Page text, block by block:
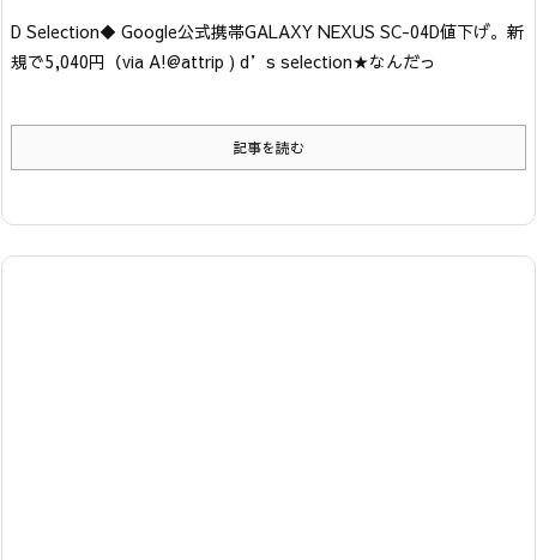
D Selection◆ Google公式携帯GALAXY NEXUS SC-04D値下げ。新
規で5,040円 （via A!@attrip ) d’s selection★なんだっ
記事を読む